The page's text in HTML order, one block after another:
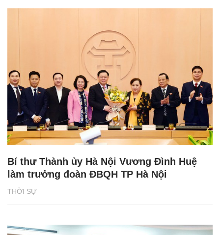
THỜI SỰ
Bí thư Thành ủy Hà Nội Vương Đình Huệ
làm trưởng đoàn ĐBQH TP Hà Nội